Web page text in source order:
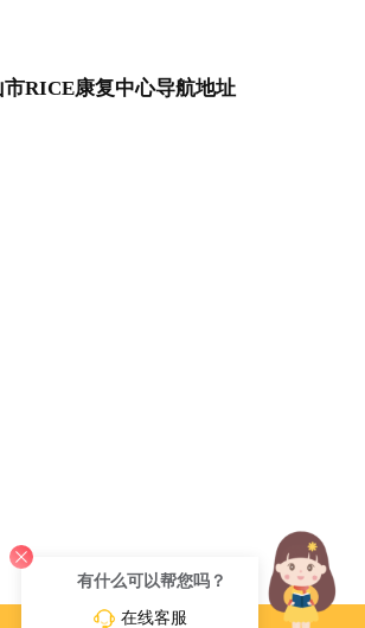
市RICE康复中心导航地址
有什么可以帮您吗？
在线客服